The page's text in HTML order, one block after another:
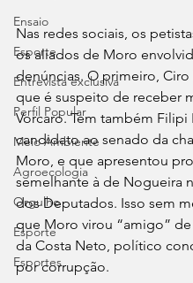
Ensaio
Esporte
Entrevista exclusiva
Perfil Popular
Meio Ambiente
Agroecologia
Orgulho
Esporte
Esportes
Nas redes sociais, os
os aliados de Moro
denúncias. O primeiro,
que é suspeito de receber
Vorcaro. Tem também Filipi
candidato ao senado da
Moro, e que apresentou
semelhante à de Nogueira
dos Deputados. Isso sem
que Moro virou “amigo” de
da Costa Neto, político
por corrupção.